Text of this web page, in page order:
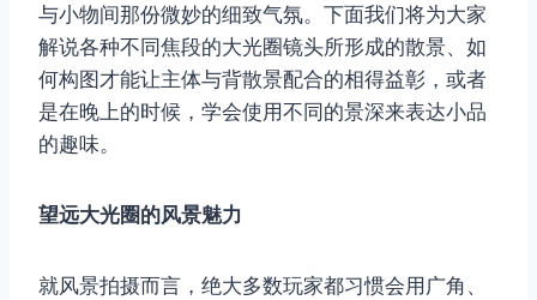
与小物间那份微妙的细致气氛。下面我们将为大家
解说各种不同焦段的大光圈镜头所形成的散景、如
何构图才能让主体与背散景配合的相得益彰，或者
是在晚上的时候，学会使用不同的景深来表达小品
的趣味。
望远大光圈的风景魅力
就风景拍摄而言，绝大多数玩家都习惯会用广角、